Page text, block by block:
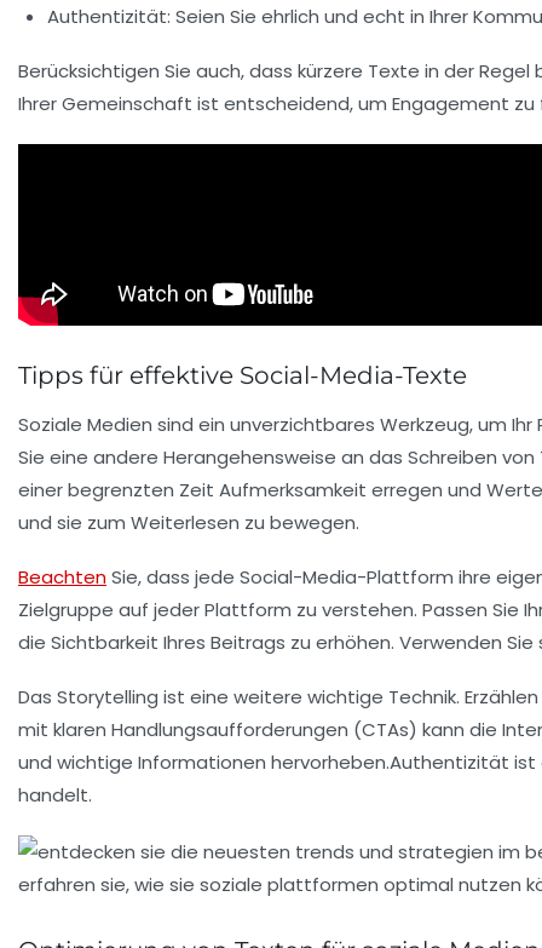
Authentizität: Seien Sie ehrlich und echt in Ihrer
Berücksichtigen Sie auch, dass kürzere Texte in der
Ihrer Gemeinschaft ist entscheidend, um Engagement
Tipps für effektive Social-Media-Texte
Soziale Medien sind ein unverzichtbares Werkzeug, um
Sie eine andere Herangehensweise an das Schreiben
einerbegrenzten Zeit Aufmerksamkeit erregen und
und sie zum Weiterlesen zu bewegen.
BeachtenSie, dass jede Social-Media-Plattform ihre
Zielgruppe auf jeder Plattform zu verstehen. Passen Sie
die Sichtbarkeit Ihres Beitrags zu erhöhen. Verwenden
Das Storytelling ist eine weitere wichtige Technik.
mit klaren Handlungsaufforderungen (CTAs) kann die
und wichtige Informationen hervorheben.Authentizität ist
handelt.